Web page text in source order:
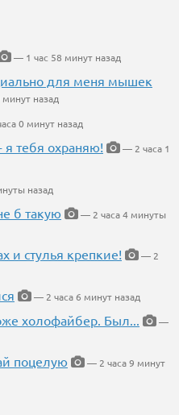
— 1 час 58 минут назад
для меня мышек
назад
0 минут назад
я тебя охраняю!
— 2 часа 1
назад
б такую
— 2 часа 4 минуты
и стулья крепкие!
— 2
— 2 часа 6 минут назад
холофайбер. Был...
—
поцелую
— 2 часа 9 минут